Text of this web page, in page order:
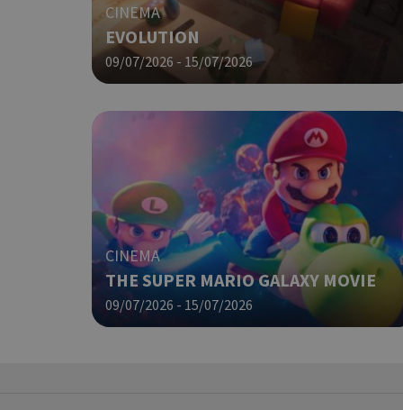
CINEMA
EVOLUTION
09/07/2026 - 15/07/2026
CINEMA
THE SUPER MARIO GALAXY MOVIE
09/07/2026 - 15/07/2026
G_ENABLED_IDPS
takeOverCookie